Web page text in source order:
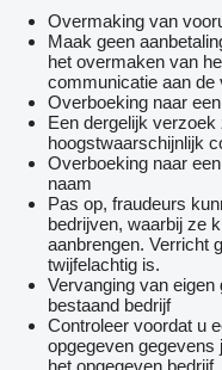
Overmaking van
Maak geen
het overmaken van
communicatie aan de
Overboeking naar
Een dergelijk
hoogstwaarschijnlijk
Overboeking naar
naam
Pas op, fraudeurs
bedrijven, waarbij ze
aanbrengen. Verricht
twijfelachtig is.
Vervanging van
bestaand bedrijf
Controleer voordat u
opgegeven gegevens